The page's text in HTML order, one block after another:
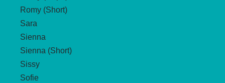
Romy (Short)
Sara
Sienna
Sienna (Short)
Sissy
Sofie